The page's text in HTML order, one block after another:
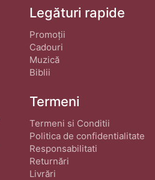
Legături rapide
Promoții
Cadouri
Muzică
Biblii
Termeni
Termeni si Conditii
Politica de confidentialitate
Responsabilitati
Returnări
Livrări